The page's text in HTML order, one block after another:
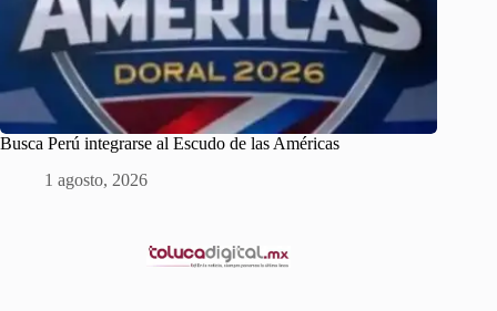
Busca Perú integrarse al Escudo de las Américas
1 agosto, 2026